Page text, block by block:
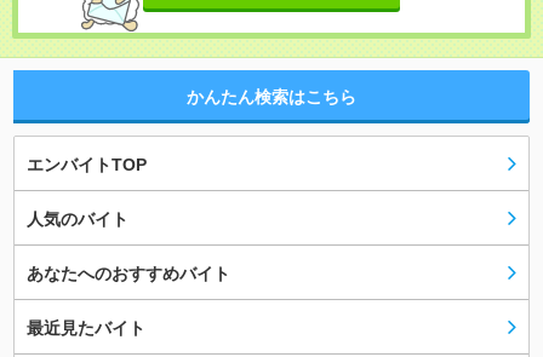
かんたん検索はこちら
エンバイトTOP
人気のバイト
あなたへのおすすめバイト
最近見たバイト